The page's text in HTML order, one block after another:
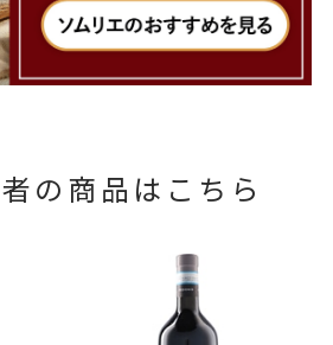
の商品はこちら